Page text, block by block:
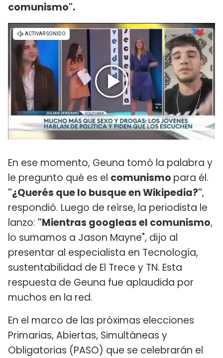
comunismo".
En ese momento, Geuna tomó la palabra y
le pregunto qué es el comunismo para él.
"¿Querés que lo busque en Wikipedia?",
respondió. Luego de reírse, la periodista le
lanzo: "Mientras googleas el comunismo,
lo sumamos a Jason Mayne", dijo al
presentar al especialista en Tecnología,
sustentabilidad de El Trece y TN. Esta
respuesta de Geuna fue aplaudida por
muchos en la red.
En el marco de las próximas elecciones
Primarias, Abiertas, Simultáneas y
Obligatorias (PASO) que se celebrarán el